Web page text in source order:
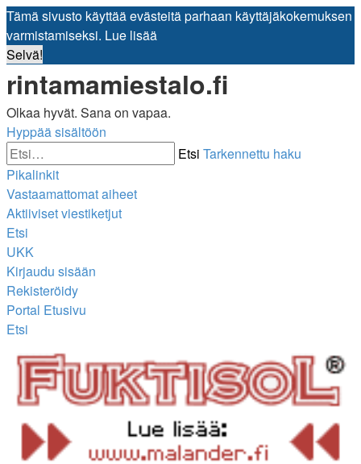
Tämä sivusto käyttää evästeitä parhaan käyttäjäkokemuksen
varmistamiseksi. Lue lisää
Selvä!
rintamamiestalo.fi
Olkaa hyvät. Sana on vapaa.
Hyppää sisältöön
Etsi Tarkennettu haku
Pikalinkit
Vastaamattomat aiheet
Aktiiviset viestiketjut
Etsi
UKK
Kirjaudu sisään
Rekisteröidy
Portal Etusivu
Etsi